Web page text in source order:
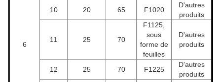
6
10
20 65 F1020
D'autres
produits
11 25 70
F1125,
sous
forme de
feuilles
D'autres
produits
12 25 70 F1225
D'autres
produits